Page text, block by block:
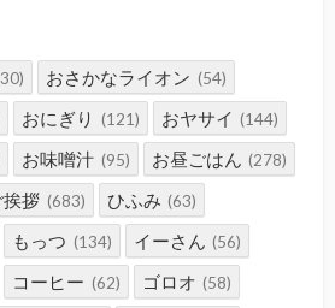
おさかなライオン (54)
おにぎり (121) おヤサイ (144)
お味噌汁 (95) お昼ごはん (278)
挨拶 (683) ひふみ (63)
もっつ (134) イーさん (56)
コーヒー (62) ゴロオ (58)